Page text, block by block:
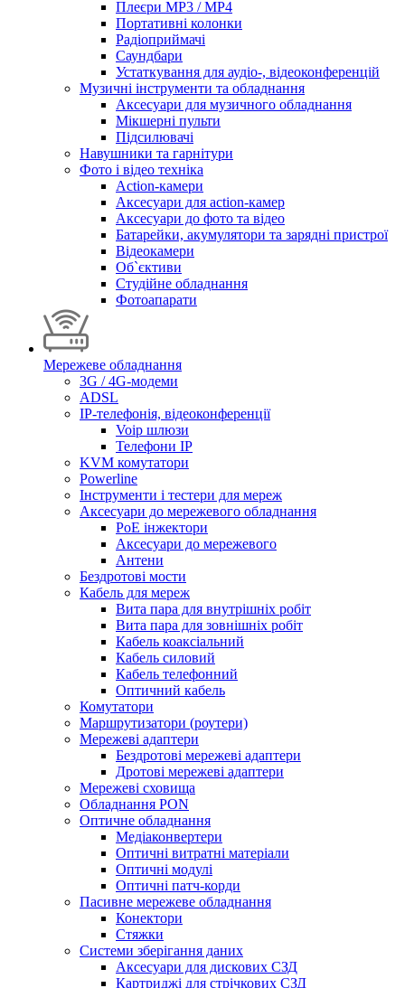
Плеєри MP3 / MP4
Портативні колонки
Радіоприймачі
Саундбари
Устаткування для аудіо-, відеоконференцій
Музичні інструменти та обладнання
Аксесуари для музичного обладнання
Мікшерні пульти
Підсилювачі
Навушники та гарнітури
Фото і відео техніка
Action-камери
Аксесуари для action-камер
Аксесуари до фото та відео
Батарейки, акумулятори та зарядні пристрої
Відеокамери
Об`єктиви
Студійне обладнання
Фотоапарати
Мережеве обладнання
3G / 4G-модеми
ADSL
IP-телефонія, відеоконференції
Voip шлюзи
Телефони IP
KVM комутатори
Powerline
Інструменти і тестери для мереж
Аксесуари до мережевого обладнання
PoE інжектори
Аксесуари до мережевого
Антени
Бездротові мости
Кабель для мереж
Вита пара для внутрішніх робіт
Вита пара для зовнішніх робіт
Кабель коаксіальний
Кабель силовий
Кабель телефонний
Оптичний кабель
Комутатори
Маршрутизатори (роутери)
Мережеві адаптери
Бездротові мережеві адаптери
Дротові мережеві адаптери
Мережеві сховища
Обладнання PON
Оптичне обладнання
Медіаконвертери
Оптичні витратні матеріали
Оптичні модулі
Оптичні патч-корди
Пасивне мережеве обладнання
Конектори
Стяжки
Системи зберігання даних
Аксесуари для дискових СЗД
Картриджі для стрічкових СЗД